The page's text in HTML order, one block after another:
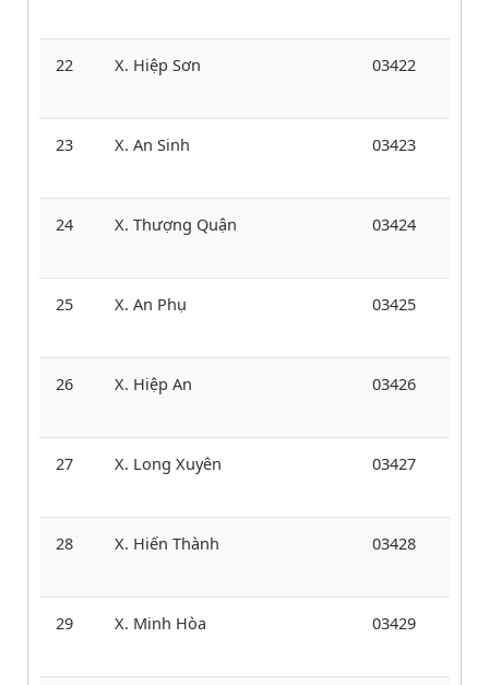
22 X. Hiệp Sơn 03422
23 X. An Sinh 03423
24 X. Thượng Quận 03424
25 X. An Phụ 03425
26 X. Hiệp An 03426
27 X. Long Xuyên 03427
28 X. Hiến Thành 03428
29 X. Minh Hòa 03429